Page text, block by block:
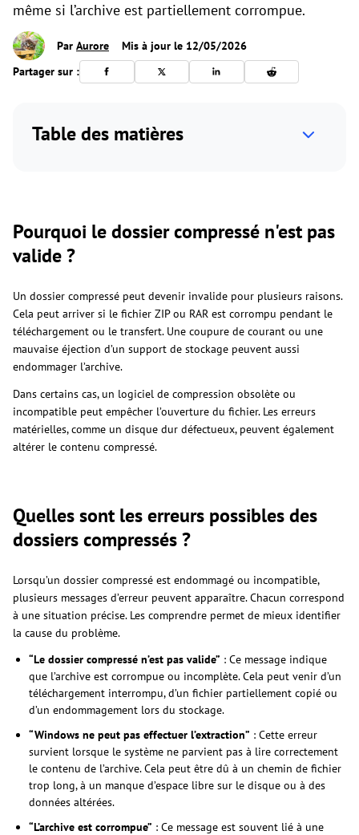
même si l’archive est partiellement corrompue.
Par Aurore
Mis à jour le 12/05/2026
Partager sur :
Table des matières
Pourquoi le dossier compressé n'est pas
valide ?
Un dossier compressé peut devenir invalide pour plusieurs raisons.
Cela peut arriver si le fichier ZIP ou RAR est corrompu pendant le
téléchargement ou le transfert. Une coupure de courant ou une
mauvaise éjection d’un support de stockage peuvent aussi
endommager l’archive.
Dans certains cas, un logiciel de compression obsolète ou
incompatible peut empêcher l’ouverture du fichier. Les erreurs
matérielles, comme un disque dur défectueux, peuvent également
altérer le contenu compressé.
Quelles sont les erreurs possibles des
dossiers compressés ?
Lorsqu’un dossier compressé est endommagé ou incompatible,
plusieurs messages d’erreur peuvent apparaître. Chacun correspond
à une situation précise. Les comprendre permet de mieux identifier
la cause du problème.
“Le dossier compressé n’est pas valide” : Ce message indique
que l’archive est corrompue ou incomplète. Cela peut venir d’un
téléchargement interrompu, d’un fichier partiellement copié ou
d’un endommagement lors du stockage.
“Windows ne peut pas effectuer l’extraction” : Cette erreur
survient lorsque le système ne parvient pas à lire correctement
le contenu de l’archive. Cela peut être dû à un chemin de fichier
trop long, à un manque d’espace libre sur le disque ou à des
données altérées.
“L’archive est corrompue” : Ce message est souvent lié à une